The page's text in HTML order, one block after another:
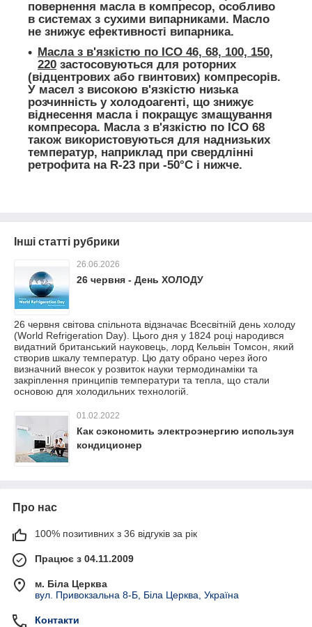
повернення масла в компресор, особливо
в системах з сухими випарниками. Масло
не знижує ефективності випарника.
Масла з в'язкістю по ІСО 46, 68, 100, 150,
220 застосовуються для роторних
(відцентрових або гвинтових) компресорів.
У масел з високою в'язкістю низька
розчинність у холодоагенті, що знижує
віднесення масла і покращує змащування
компресора. Масла з в'язкістю по ІСО 68
також використовуються для наднизьких
температур, наприклад при свердлінні
ретрофита на R-23 при -50°С і нижче.
Інші статті рубрики
26.06.2026
26 червня - День ХОЛОДУ
26 червня світова спільнота відзначає Всесвітній день холоду
(World Refrigeration Day). Цього дня у 1824 році народився
видатний британський науковець, лорд Кельвін Томсон, який
створив шкалу температур. Цю дату обрано через його
визначний внесок у розвиток науки термодинаміки та
закріплення принципів температури та тепла, що стали
основою для холодильних технологій.
01.02.2022
Как сэкономить электроэнергию используя
кондиционер
Про нас
100% позитивних з 36 відгуків за рік
Працює з 04.11.2009
м. Біла Церква
вул. Привокзальна 8-Б, Біла Церква, Україна
Контакти